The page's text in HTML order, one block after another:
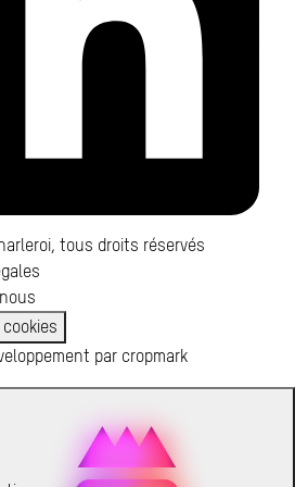
tous droits réservés
par cropmark